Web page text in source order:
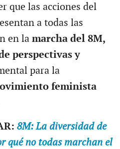
que las acciones del
a todas las
en lamarcha del 8M,
perspectivas y
para la
feminista
8M: La diversidad de
qué no todas marchan el